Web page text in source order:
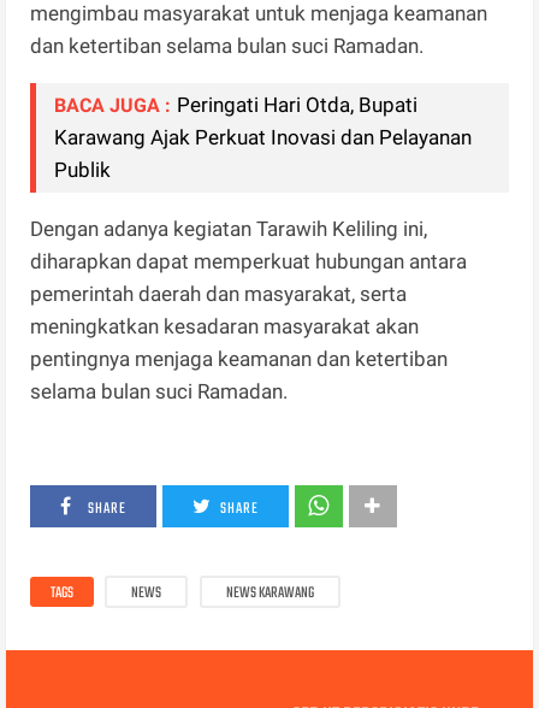
mengimbau masyarakat untuk menjaga keamanan
dan ketertiban selama bulan suci Ramadan.
BACA JUGA : Peringati Hari Otda, Bupati
Karawang Ajak Perkuat Inovasi dan Pelayanan
Publik
Dengan adanya kegiatan Tarawih Keliling ini,
diharapkan dapat memperkuat hubungan antara
pemerintah daerah dan masyarakat, serta
meningkatkan kesadaran masyarakat akan
pentingnya menjaga keamanan dan ketertiban
selama bulan suci Ramadan.
SHARE SHARE
TAGS NEWS NEWS KARAWANG